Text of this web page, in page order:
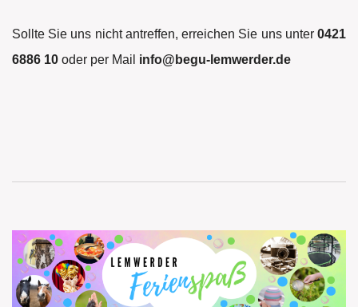
Sollte Sie uns nicht antreffen, erreichen Sie uns unter 0421
6886 10 oder per Mail info@begu-lemwerder.de